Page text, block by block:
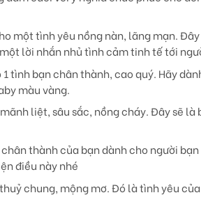
một tình yêu nồng nàn, lãng mạn.
lời nhắn nhủ tình cảm tinh tế tới
tình bạn chân thành, cao quý. Hãy
màu vàng.
liệt, sâu sắc, nồng cháy. Đây sẽ
thành của bạn dành cho người
điều này nhé
chung, mộng mơ. Đó là tình yêu